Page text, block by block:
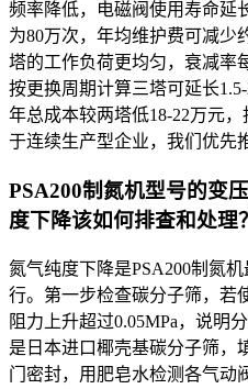
频率降低，电磁阀使用寿命延
为80万次，年均维护费可减少
塔的工作负荷更均匀，衰减率
按更换周期计算三塔可延长
年总成本较两塔低18-22万元
于连续生产型企业，我们优先
PSA200制氮机型号的变
度下降该如何排查和处理？
氮气纯度下降是PSA200制氮
行。第一步检查碳分子筛，若
阻力上升超过0.05MPa，说明
是日本进口椰壳基碳分子筛，
门密封，用肥皂水检测各气动